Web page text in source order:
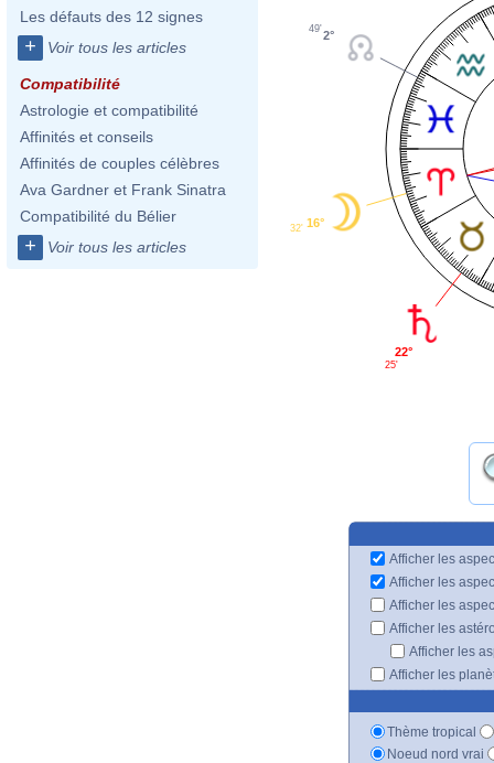
Les défauts des 12 signes
+ Voir tous les articles
Compatibilité
Astrologie et compatibilité
Affinités et conseils
Affinités de couples célèbres
Ava Gardner et Frank Sinatra
Compatibilité du Bélier
+ Voir tous les articles
2°
49'
16°
32'
22°
25'
Afficher les
Afficher les
Afficher les
Afficher les
Afficher les
Afficher les
Thème tropical
Noeud nord vrai